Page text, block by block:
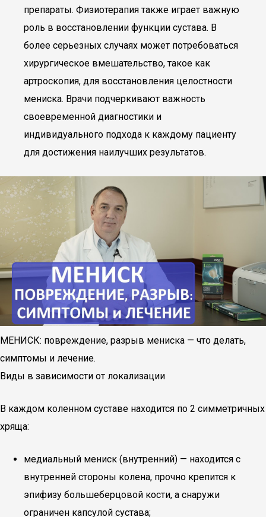
препараты. Физиотерапия также играет важную
роль в восстановлении функции сустава. В
более серьезных случаях может потребоваться
хирургическое вмешательство, такое как
артроскопия, для восстановления целостности
мениска. Врачи подчеркивают важность
своевременной диагностики и
индивидуального подхода к каждому пациенту
для достижения наилучших результатов.
МЕНИСК: повреждение, разрыв мениска — что делать,
симптомы и лечение.
Виды в зависимости от локализации
В каждом коленном суставе находится по 2 симметричных
хряща:
медиальный мениск (внутренний) — находится с
внутренней стороны колена, прочно крепится к
эпифизу большеберцовой кости, а снаружи
ограничен капсулой сустава;